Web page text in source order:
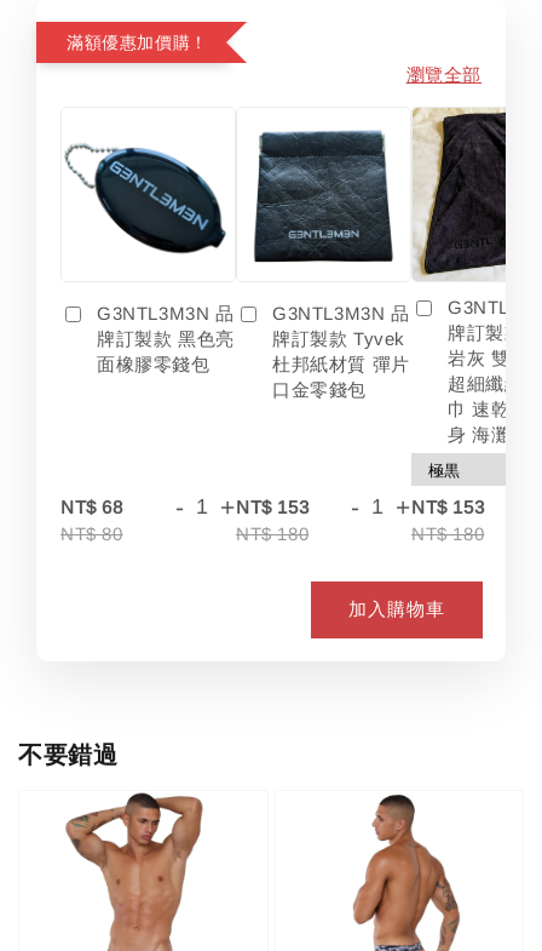
滿額優惠加價購！
瀏覽全部
G3NTL3M3N 品
牌訂製款 黑色亮
面橡膠零錢包
NT$ 68
NT$ 80
- +
G3NTL3M3N 品
牌訂製款 Tyvek
杜邦紙材質 彈片
口金零錢包
NT$ 153
NT$ 180
- +
牌訂製款
岩灰 雙色
超細纖維
巾 速乾 吸
身 海灘
NT$ 153
NT$ 180
加入購物車
不要錯過